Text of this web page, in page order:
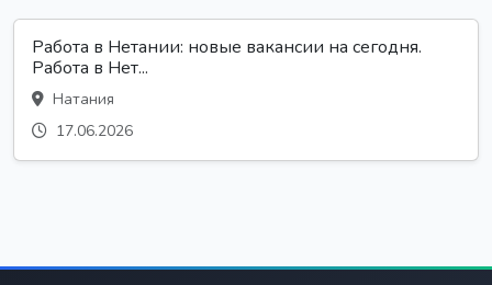
Работа в Нетании: новые вакансии на сегодня.
Работа в Нет...
Натания
17.06.2026